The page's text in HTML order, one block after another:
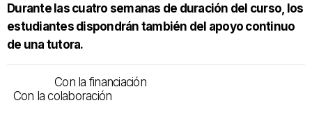
Durante las cuatro semanas de duración del curso, los
estudiantes dispondrán también del apoyo continuo
de una tutora.
Con la financiación
Con la colaboración